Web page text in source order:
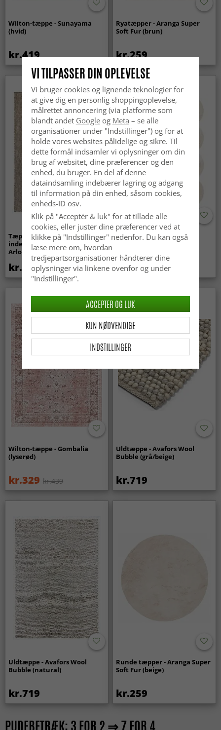
Wilton-tæppe - Sunayama
(hvid)
kr.419
Ryatæpper - Aranga Super
Soft Fur (brun)
kr.259
Tæpper til
indendørs/udendørs brug -
Arlo (beige)
kr.439
Nyhed
Bølget ryatæppe - Aranga
Super Soft Fur (beige)
kr.369
Wilton-tæppe - Gombalia
(lyserød)
kr.329 kr.439
Nyhed
Uldtæppe - Avafors Wool
Bubble (grå/beige)
kr.719
Uldtæppe - Avafors Wool
Bubble (natural)
kr.719
Runde tæpper - Aranga Super
Soft Fur (beige)
kr.259
PUDEBETRÆK: 3 FOR 2 ⇒ 7 FOR 4
VI TILPASSER DIN OPLEVELSE
Vi bruger cookies og lignende teknologier for
at give dig en personlig shoppingoplevelse,
målrettet annoncering (via platforme som
blandt andet Googleog Meta – se alle
organisationer under "Indstillinger") og for at
holde vores websites pålidelige og sikre. Til
dette formål indsamler vi oplysninger om din
brug af websitet, dine præferencer og den
enhed, du bruger. En del af denne
dataindsamling indebærer lagring og adgang
til information på din enhed, såsom cookies,
enheds-ID osv.
Klik på "Acceptér & luk" for at tillade alle
cookies, eller juster dine præferencer ved at
klikke på "Indstillinger" nedenfor. Du kan også
læse mere om, hvordan
tredjepartsorganisationer håndterer dine
oplysninger via linkene ovenfor og under
"Indstillinger".
INDSTILLINGER
KUN NØDVENDIGE
ACCEPTER OG LUK